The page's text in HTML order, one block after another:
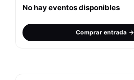
No hay eventos disponibles
Comprar entrada →